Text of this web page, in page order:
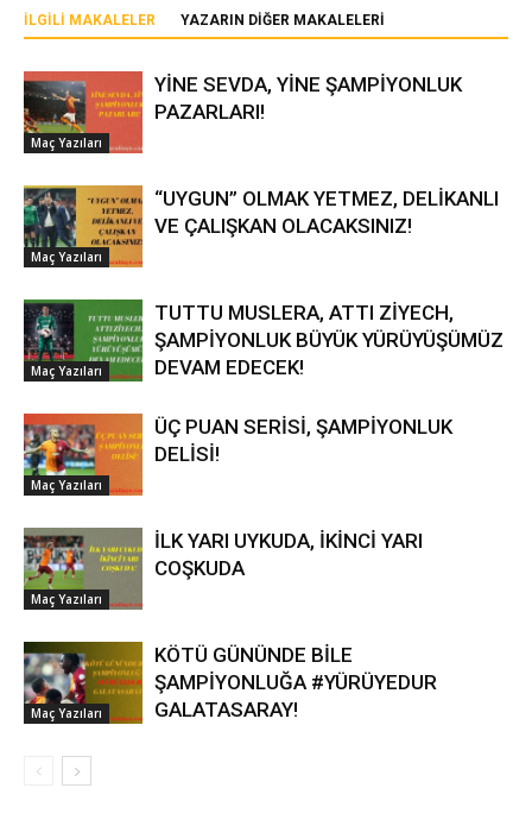
İLGILI MAKALELER YAZARIN DIĞER MAKALELERI
Maç Yazıları
YİNE SEVDA, YİNE ŞAMPİYONLUK
PAZARLARI!
Maç Yazıları
“UYGUN” OLMAK YETMEZ, DELİKANLI
VE ÇALIŞKAN OLACAKSINIZ!
Maç Yazıları
TUTTU MUSLERA, ATTI ZİYECH,
ŞAMPİYONLUK BÜYÜK YÜRÜYÜŞÜMÜZ
DEVAM EDECEK!
Maç Yazıları
ÜÇ PUAN SERİSİ, ŞAMPİYONLUK
DELİSİ!
Maç Yazıları
İLK YARI UYKUDA, İKİNCİ YARI
COŞKUDA
Maç Yazıları
KÖTÜ GÜNÜNDE BİLE
ŞAMPİYONLUĞA #YÜRÜYEDUR
GALATASARAY!